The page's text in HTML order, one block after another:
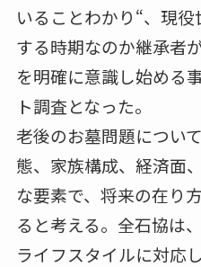
いることわかり“、現
する時期なのか継承者
を明確に意識し始める
ト調査となった。
老後のお墓問題につい
態、家族構成、経済面
な要素で、将来の在り
ると考える。全石協は
ライフスタイルに対応